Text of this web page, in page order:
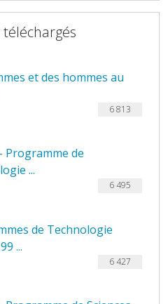
téléchargés
et des hommes au
6 813
Programme de
...
6 495
de Technologie
...
6 427